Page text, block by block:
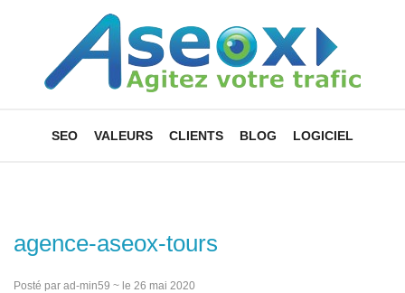
SEO VALEURS CLIENTS BLOG LOGICIEL
agence-aseox-tours
Posté par ad-min59 ~ le 26 mai 2020